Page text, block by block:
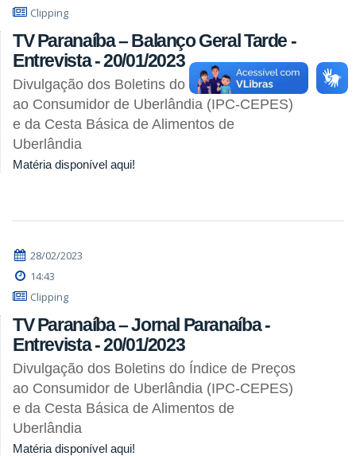
Clipping
TV Paranaíba – Balanço Geral Tarde -
Entrevista - 20/01/2023
Divulgação dos Boletins do Índice de Preços
ao Consumidor de Uberlândia (IPC-CEPES)
e da Cesta Básica de Alimentos de
Uberlândia
Matéria disponível aqui!
28/02/2023
14:43
Clipping
TV Paranaíba – Jornal Paranaíba -
Entrevista - 20/01/2023
Divulgação dos Boletins do Índice de Preços
ao Consumidor de Uberlândia (IPC-CEPES)
e da Cesta Básica de Alimentos de
Uberlândia
Matéria disponível aqui!